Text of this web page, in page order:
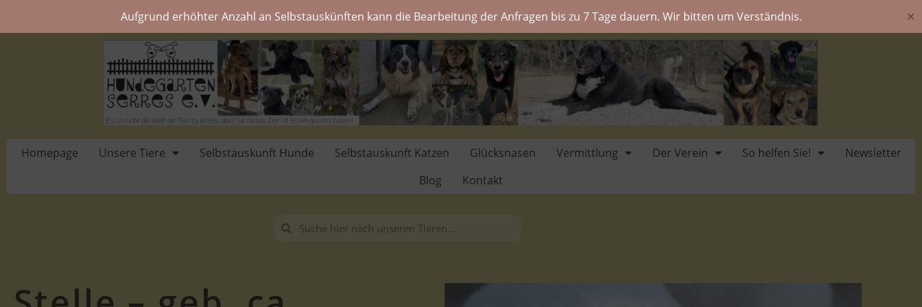
Aufgrund erhöhter Anzahl an Selbstauskünften kann die Bearbeitung der Anfragen bis zu 7 Tage dauern. Wir bitten um Verständnis. ✕
Homepage Unsere Tiere Selbstauskunft Hunde Selbstauskunft Katzen Glücksnasen Vermittlung Der Verein So helfen Sie!
Newsletter
Blog
Kontakt